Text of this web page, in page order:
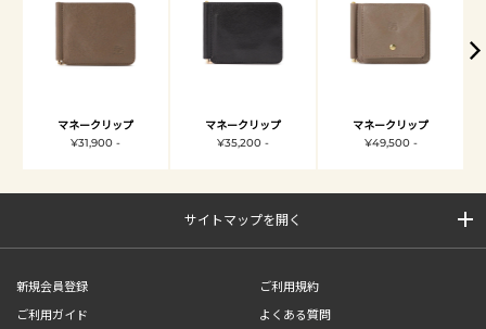
マネークリップ
¥31,900 -
マネークリップ
¥35,200 -
マネークリップ
¥49,500 -
サイトマップを開く
新規会員登録
ご利用規約
ご利用ガイド
よくある質問